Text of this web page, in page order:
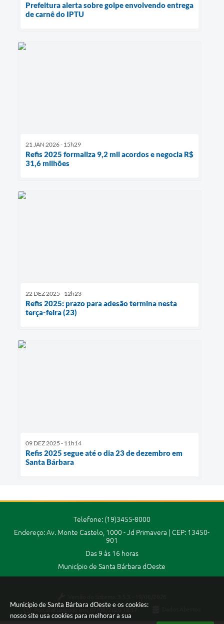
Município de Santa Bárbara dOeste e os cookies:
nosso site usa cookies para melhorar a sua
Prefeitura alerta sobre golpe envolvendo entrega
de carnê do IPTU
21 JAN 2026 - 15h29
Refis 2025 formaliza 9,2 mil acordos e negocia R$
31,6 milhões
22 DEZ 2025 - 12h23
Refis 2025: prazo para adesão termina nesta
terça-feira (23)
09 DEZ 2025 - 11h14
Refis 2025 segue até o dia 23 de dezembro em
Santa Bárbara
Telefone: (19)3455-8000
Endereço: Av. Monte Castelo, 1000 - Jd Primavera | CEP: 13450-
901
Das 9 às 16 horas
Município de Santa Bárbara dOeste